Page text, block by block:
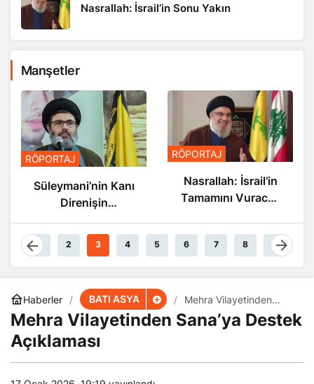
Nasrallah: İsrail’in Sonu Yakın
Manşetler
RÖPORTAJ
Süleymani’nin Kanı
Direnişin
Damarlarında
Akıyor
RÖPORTAJ
Nasrallah: İsrail’in
Tamamını Vuracak
1 2 3 4 5 6 7 8 9
Haberler BATI ASYA
​​​​​​​Mehra Vilayetinden
Sana’ya Destek
Açıklaması
​​​​​​​Mehra Vilayetinden Sana’ya Destek
Açıklaması